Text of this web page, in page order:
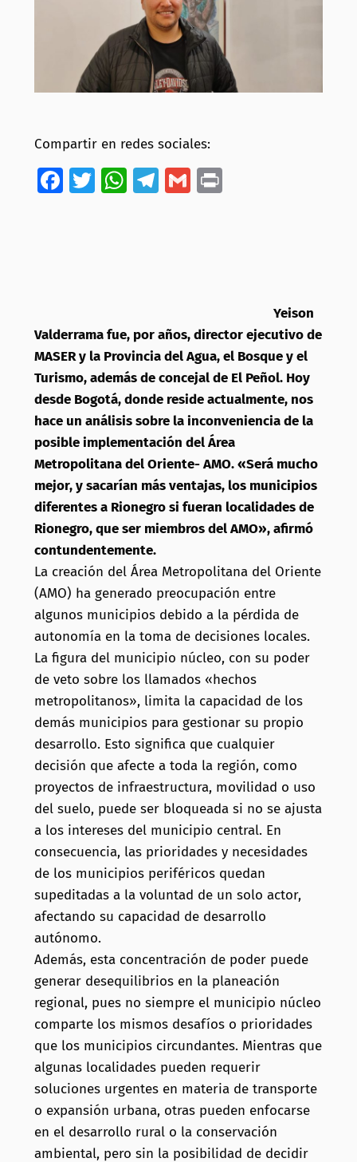
Compartir en redes sociales:
Facebook
Twitter
WhatsApp
Telegram
GmailPrint
Yeison
Valderrama fue, por años, director ejecutivo de
MASER y la Provincia del Agua, el Bosque y el
Turismo, además de concejal de El Peñol. Hoy
desde Bogotá, donde reside actualmente, nos
hace un análisis sobre la inconveniencia de la
posible implementación del Área
Metropolitana del Oriente- AMO. «Será mucho
mejor, y sacarían más ventajas, los municipios
diferentes a Rionegro si fueran localidades de
Rionegro, que ser miembros del AMO», afirmó
contundentemente.
La creación del Área Metropolitana del Oriente
(AMO) ha generado preocupación entre
algunos municipios debido a la pérdida de
autonomía en la toma de decisiones locales.
La figura del municipio núcleo, con su poder
de veto sobre los llamados «hechos
metropolitanos», limita la capacidad de los
demás municipios para gestionar su propio
desarrollo. Esto significa que cualquier
decisión que afecte a toda la región, como
proyectos de infraestructura, movilidad o uso
del suelo, puede ser bloqueada si no se ajusta
a los intereses del municipio central. En
consecuencia, las prioridades y necesidades
de los municipios periféricos quedan
supeditadas a la voluntad de un solo actor,
afectando su capacidad de desarrollo
autónomo.
Además, esta concentración de poder puede
generar desequilibrios en la planeación
regional, pues no siempre el municipio núcleo
comparte los mismos desafíos o prioridades
que los municipios circundantes. Mientras que
algunas localidades pueden requerir
soluciones urgentes en materia de transporte
o expansión urbana, otras pueden enfocarse
en el desarrollo rural o la conservación
ambiental, pero sin la posibilidad de decidir